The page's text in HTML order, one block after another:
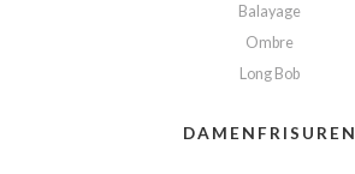
Balayage
Ombre
Long Bob
DAMENFRISUREN